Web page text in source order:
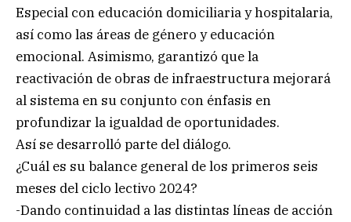
Especial con educación domiciliaria y hospitalaria,
así como las áreas de género y educación
emocional. Asimismo, garantizó que la
reactivación de obras de infraestructura mejorará
al sistema en su conjunto con énfasis en
profundizar la igualdad de oportunidades.
Así se desarrolló parte del diálogo.
¿Cuál es su balance general de los primeros seis
meses del ciclo lectivo 2024?
-Dando continuidad a las distintas líneas de acción